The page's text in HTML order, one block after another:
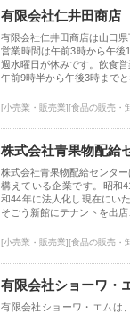
有限会社仁井田商店
有限会社仁井田商店は山口
営業時間は午前3時から午後
週水曜日が休みです。飲食
午前9時半から午後3時まで
[小売業・販売業][食品の販売・
株式会社青果物配給
株式会社青果物配給センタ
構えている企業です。昭和
和44年に法人化し現在にい
そごう新館にテナントを出
[小売業・販売業][食品の販売・
有限会社ショーワ・
有限会社ショーワ・エムは